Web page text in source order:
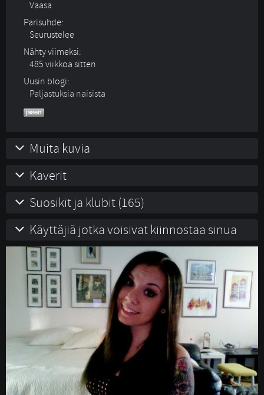
Vaasa
Parisuhde:
Seurustelee
Nähty viimeksi:
485 viikkoa sitten
Uusin blogi:
Paljastuksia naisista
Muita kuvia
Kaverit
Suosikit ja klubit (165)
Käyttäjiä jotka voisivat kiinnostaa sinua